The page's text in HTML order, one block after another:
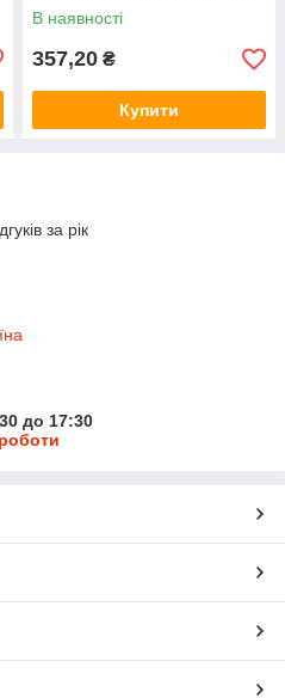
В наявності
357,20 ₴
Купити
за рік
до 17:30